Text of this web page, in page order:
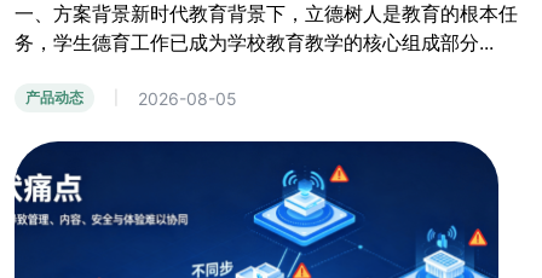
一、方案背景新时代教育背景下，立德树人是教育的根本任
务，学生德育工作已成为学校教育教学的核心组成部分...
产品动态 2026-08-05